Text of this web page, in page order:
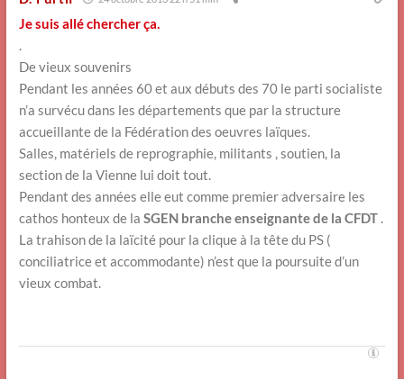
Je suis allé chercher ça.
.
De vieux souvenirs
Pendant les années 60 et aux débuts des 70 le parti socialiste
n’a survécu dans les départements que par la structure
accueillante de la Fédération des oeuvres laïques.
Salles, matériels de reprographie, militants , soutien, la
section de la Vienne lui doit tout.
Pendant des années elle eut comme premier adversaire les
cathos honteux de la SGEN branche enseignante de la CFDT.
La trahison de la laïcité pour la clique à la tête du PS (
conciliatrice et accommodante) n’est que la poursuite d’un
vieux combat.